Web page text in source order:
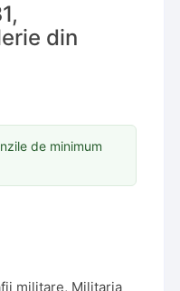
din
de minimum
militare, Militaria